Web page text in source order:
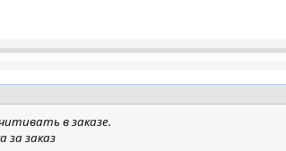
в заказе.
заказ